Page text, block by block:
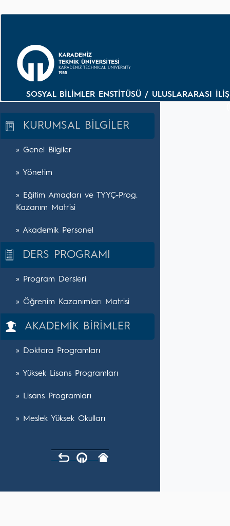
SOSYAL BİLİMLER ENSTİTÜSÜ / ULUSLARARASI
KURUMSAL BİLGİLER
» Genel Bilgiler
» Yönetim
» Eğitim Amaçları ve TYYÇ-Prog.
Kazanım Matrisi
» Akademik Personel
DERS PROGRAMI
» Program Dersleri
» Öğrenim Kazanımları Matrisi
AKADEMİK BİRİMLER
» Doktora Programları
» Yüksek Lisans Programları
» Lisans Programları
» Meslek Yüksek Okulları